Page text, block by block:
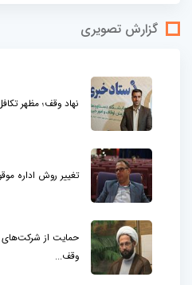
گزارش تصویری
نهاد وقف؛ مظهر
تغییر روش اداره
حمایت از شرکت‌های
وقف...